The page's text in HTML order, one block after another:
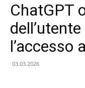
ChatGPT
l’accesso
03.03.2026